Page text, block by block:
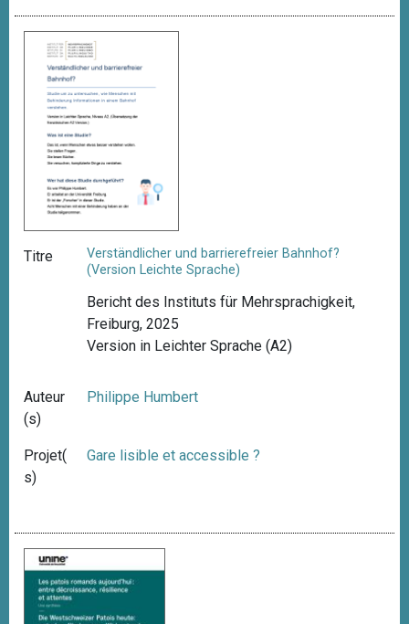
Titre
Verständlicher und barrierefreier Bahnhof?
(Version Leichte Sprache)
Bericht des Instituts für Mehrsprachigkeit,
Freiburg, 2025
Version in Leichter Sprache (A2)
Auteur
(s)
Philippe Humbert
Projet(
s)
Gare lisible et accessible ?